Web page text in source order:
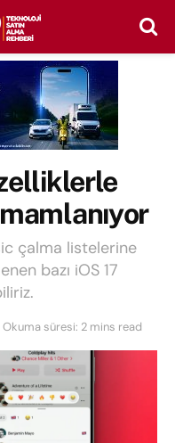
çalma listelerine
bazı iOS 17
Okuma süresi: 2 mins read